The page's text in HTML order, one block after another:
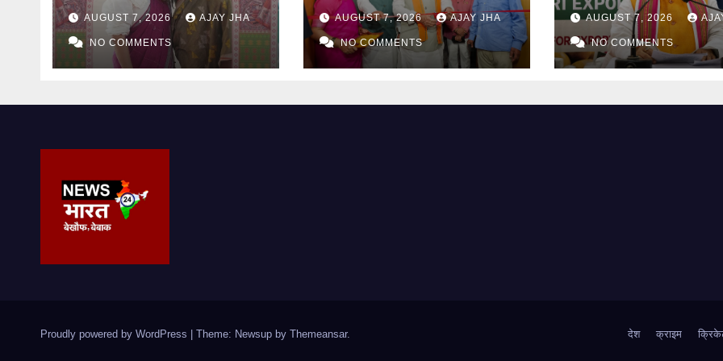
अगस्त तक होंगे रचनात्मक और
जागरूकता से जुड़े विविध
कार्यक्रम
AUGUST 7, 2026 AJAY JHA
NO COMMENTS
अंतर्राष्ट्रीय लोक कला
प्रदर्शनी, मुख्यमंत्री सम्राट
चौधरी का बड़ा ऐलान
AUGUST 7, 2026 AJAY JHA
NO COMMENTS
पहली समुद्री खेप,
मिलेगा वैश्विक बाजार
AUGUST 7, 2026
NO COMMENTS
Proudly powered by WordPress | Theme: Newsup by Themeansar. देश क्राइम